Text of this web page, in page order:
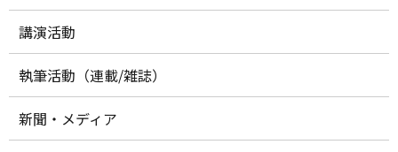
講演活動
執筆活動（連載/雑誌）
新聞・メディア